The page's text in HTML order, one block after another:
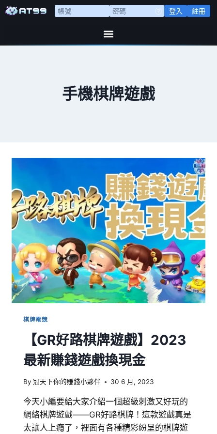
登入 註冊
手機棋牌遊戲
棋牌電競
【GR好路棋牌遊戲】2023
最新賺錢遊戲換現金
By 冠天下你的賺錢小夥伴 30 6 月, 2023
今天小編要給大家介紹一個超級刺激又好玩的
網絡棋牌遊戲——GR好路棋牌！這款遊戲真是
太讓人上癮了，裡面有各種精彩紛呈的棋牌遊